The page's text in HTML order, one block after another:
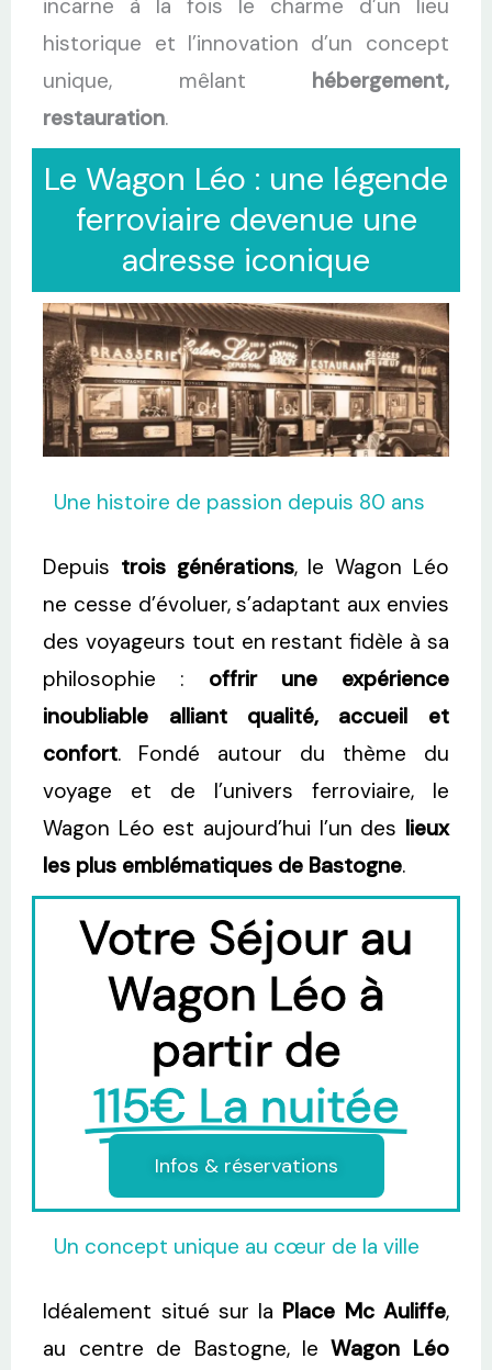
incarne à la fois le charme d’un lieu
historique et l’innovation d’un concept
unique, mêlant hébergement,
restauration.
Le Wagon Léo : une légende
ferroviaire devenue une
adresse iconique
Une histoire de passion depuis 80 ans
Depuis trois générations, le Wagon Léo
ne cesse d’évoluer, s’adaptant aux envies
des voyageurs tout en restant fidèle à sa
philosophie : offrir une expérience
inoubliable alliant qualité, accueil et
confort. Fondé autour du thème du
voyage et de l’univers ferroviaire, le
Wagon Léo est aujourd’hui l’un des lieux
les plus emblématiques de Bastogne.
Votre Séjour au
Wagon Léo à
partir de
115€ La nuitée
Infos & réservations
Un concept unique au cœur de la ville
Idéalement situé sur la Place Mc Auliffe,
au centre de Bastogne, leWagon Léo